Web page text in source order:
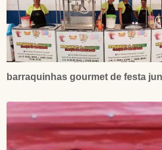
barraquinhas gourmet de festa